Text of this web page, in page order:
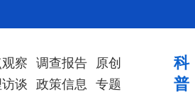
察 调查报告
原创
谈 政策信息 专题
科
普